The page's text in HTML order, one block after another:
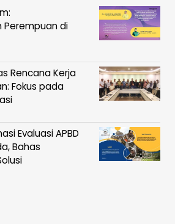
Perempuan di
Rencana Kerja
Fokus pada
Evaluasi APBD
Bahas